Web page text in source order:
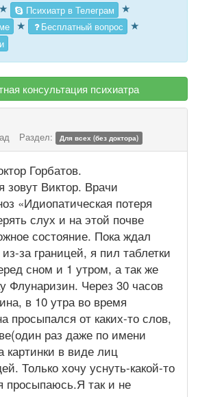
★ Психиатр в Телеграм ★
★ Бесплатный вопрос ★
консультация психиатра
Раздел: Для всех (без доктора)
Горбатов.
зовут Виктор. Врачи
«Идиопатическая потеря
слух и на этой почве
состояние. Пока ждал
за границей, я пил таблетки
сном и 1 утром, а так же
Флунаризин. Через 30 часов
в 10 утра во время
просыпался от каких-то слов,
раз даже по имени
картинки в виде лиц
Только хочу уснуть-какой-то
просыпаюсь.Я так и не